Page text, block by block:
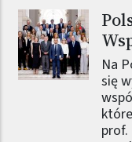
Obraz (old)
Na
się